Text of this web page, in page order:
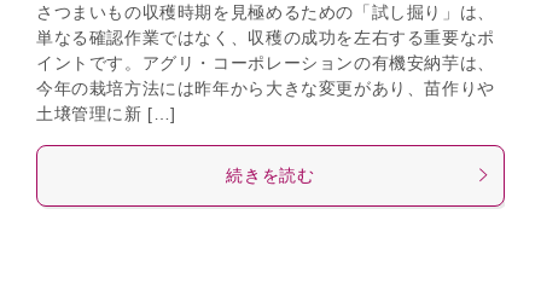
さつまいもの収穫時期を見極めるための「試し掘り」は、
単なる確認作業ではなく、収穫の成功を左右する重要なポ
イントです。アグリ・コーポレーションの有機安納芋は、
今年の栽培方法には昨年から大きな変更があり、苗作りや
土壌管理に新 […]
続きを読む